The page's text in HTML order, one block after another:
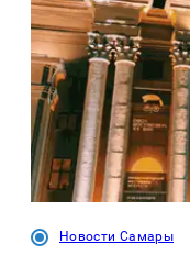
Новости Самары